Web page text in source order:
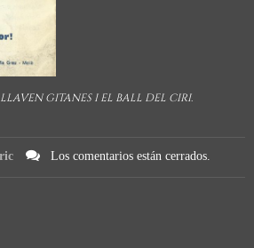
GITANES I EL BALL DEL CIRI.
Los comentarios están cerrados.